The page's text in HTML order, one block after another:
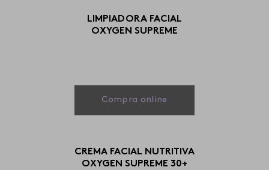
LIMPIADORA FACIAL
OXYGEN SUPREME
Compra online
CREMA FACIAL NUTRITIVA
OXYGEN SUPREME 30+